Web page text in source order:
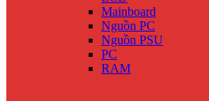
Mainboard
Nguồn PC
Nguồn PSU
PC
RAM